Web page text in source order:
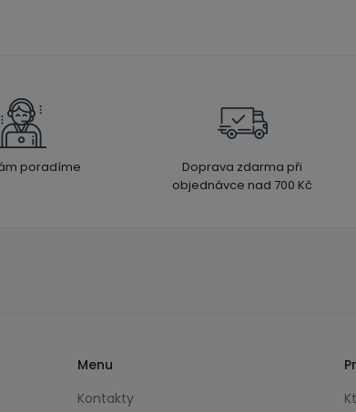
poradíme
Doprava zdarma při
objednávce nad 700 Kč
Menu
Kontakty